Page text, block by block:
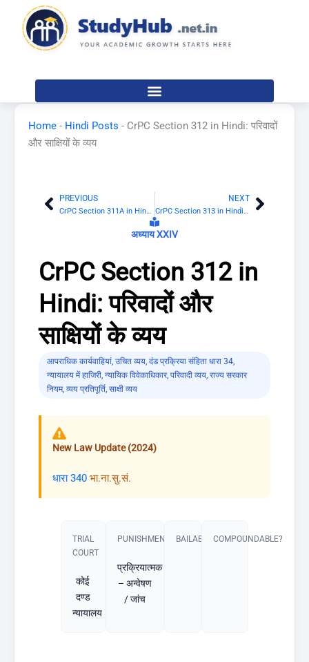
content
Home - Hindi Posts - CrPC Section 312 in Hindi: परिवादों
और साक्षियों के व्यय
Prev
PREVIOUS
CrPC Section 311A in Hindi: मजिस्ट्रेट की किसी व्यक्ति को नमूना हस्ताक्षर या लिखावट देने का आदेश देने की शक्ति
NEXT
CrPC Section 313 in Hindi: अभियुक्त की परीक्षा करने की शक्ति Next
अध्याय XXIV
CrPC Section 312 in
Hindi: परिवादों और
साक्षियों के व्यय
आपराधिक कार्यवाहियां, उचित व्यय, दंड प्रक्रिया संहिता धारा 34,
न्यायालय में हाजिरी, न्यायिक विवेकाधिकार, परिवादी व्यय, राज्य सरकार
नियम, व्यय प्रतिपूर्ति, साक्षी व्यय
New Law Update (2024)
धारा 340 भा.ना.सु.सं.
TRIAL
COURT
कोई
दण्ड
न्यायालय
PUNISHMENT​
प्रक्रियात्मक
– अन्वेषण
/ जांच
BAILABLE?COMPOUNDABLE?